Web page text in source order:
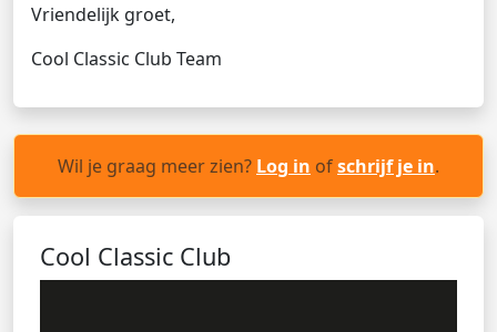
Vriendelijk groet,
Cool Classic Club Team
Wil je graag meer zien? Log in ofschrijf je in.
Cool Classic Club